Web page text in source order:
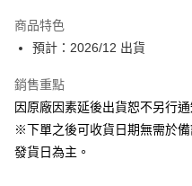
ATM付款
運送方式
預購-全家取貨付款(舊)
商品特色
預計：2026/12 出貨
銷售重點
因原廠因素延後出貨恕不另行
※下單之後可收貨日期無需於
發貨日為主。